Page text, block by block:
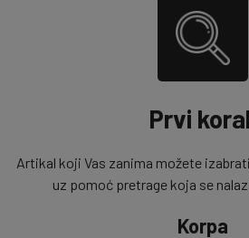
Prvi
Artikal koji Vas zanima možete
uz pomoć pretrage koja se
Korpa